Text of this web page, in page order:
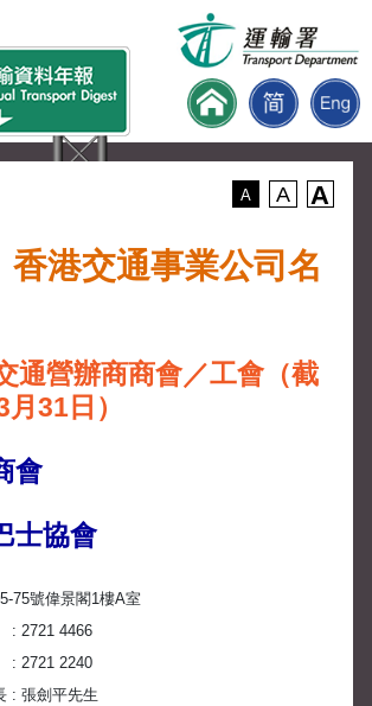
A A A
香港交通事業公司名
通營辦商商會／工會（截
31日）
會
士協會
75號偉景閣1樓A室
2721 4466
2721 2240
張劍平先生